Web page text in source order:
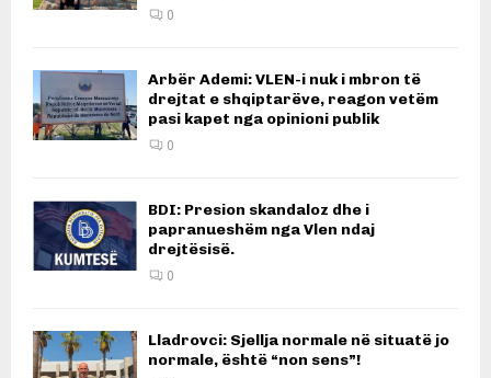
0
Arbër Ademi: VLEN-i nuk i mbron të
drejtat e shqiptarëve, reagon vetëm
pasi kapet nga opinioni publik
0
BDI: Presion skandaloz dhe i
papranueshëm nga Vlen ndaj
drejtësisë.
0
Lladrovci: Sjellja normale në situatë jo
normale, është “non sens”!